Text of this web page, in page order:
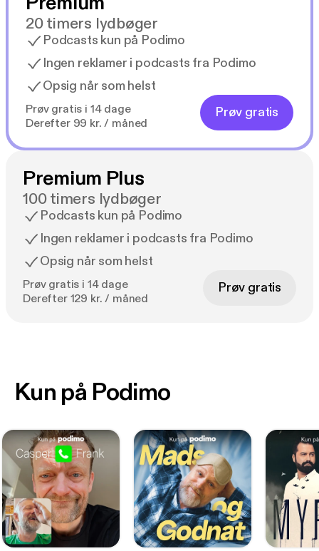
20 timers lydbøger
Podcasts kun på Podimo
Ingen reklamer i podcasts fra Podimo
Opsig når som helst
Prøv gratis i 14 dage
Derefter 99 kr. / måned
Prøv gratis
Premium Plus
100 timers lydbøger
Podcasts kun på Podimo
Ingen reklamer i podcasts fra Podimo
Opsig når som helst
Prøv gratis i 14 dage
Derefter 129 kr. / måned
Prøv gratis
Kun på Podimo